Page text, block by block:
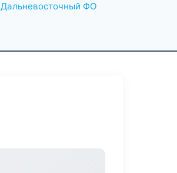
Дальневосточный ФО